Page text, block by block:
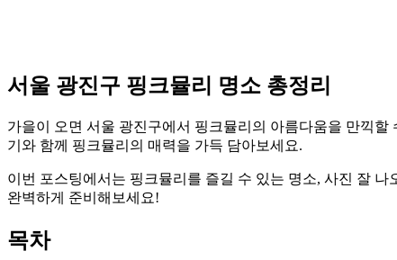
서울 광진구 핑크뮬리 명소 총정리
가을이 오면 서울 광진구에서 핑크뮬리의 아름다움을 만끽
기와 함께 핑크뮬리의 매력을 가득 담아보세요.
이번 포스팅에서는 핑크뮬리를 즐길 수 있는 명소, 사진 잘
완벽하게 준비해보세요!
목차